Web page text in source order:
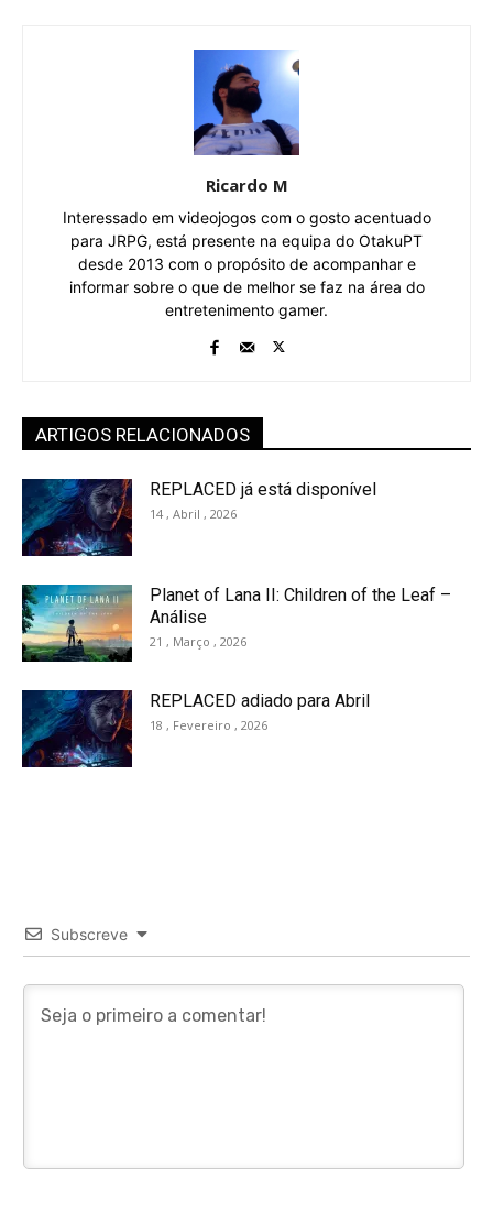
Ricardo M
Interessado em videojogos com o gosto acentuado
para JRPG, está presente na equipa do OtakuPT
desde 2013 com o propósito de acompanhar e
informar sobre o que de melhor se faz na área do
entretenimento gamer.
ARTIGOS RELACIONADOS
REPLACED já está disponível
14 , Abril , 2026
Planet of Lana II: Children of the Leaf –
Análise
21 , Março , 2026
REPLACED adiado para Abril
18 , Fevereiro , 2026
Subscreve